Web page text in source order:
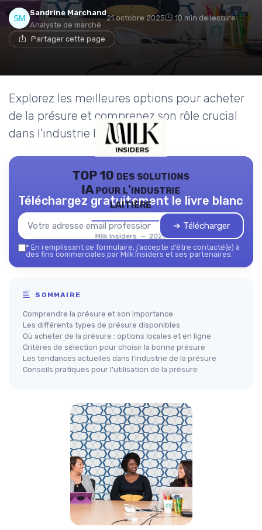
Sandrine Marchand
Analyste de marché
21 octobre 2025 10 min de lecture
Partager cette page
Explorez les meilleures options pour acheter
de la présure et comprenez son rôle crucial
dans l'industrie laitière.
TOP 10 des solutions
IA pour l'industrie
laitière
Milk Insiders — 2026
Téléchargez gratuitement le livre blanc
➔ Télécharger
* En remplissant ce formulaire, j’accepte d’être contacté(e) à
des fins commerciales par Milk Insiders et ses partenaires.
SOMMAIRE
Comprendre la présure et son importance
Les différents types de présure disponibles
Où acheter de la présure : options locales et en ligne
Critères de sélection pour choisir la bonne présure
Les tendances actuelles dans l'industrie de la présure
Conseils pratiques pour l'utilisation de la présure